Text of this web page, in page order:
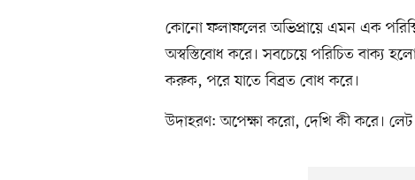
কোনো ফলাফলের অভিপ্রায়ে এমন এক
অস্বস্তিবোধ করে। সবচেয়ে পরিচিত বাক্য
করুক, পরে যাতে বিব্রত বোধ করে।
উদাহরণ: অপেক্ষা করো, দেখি কী করে।